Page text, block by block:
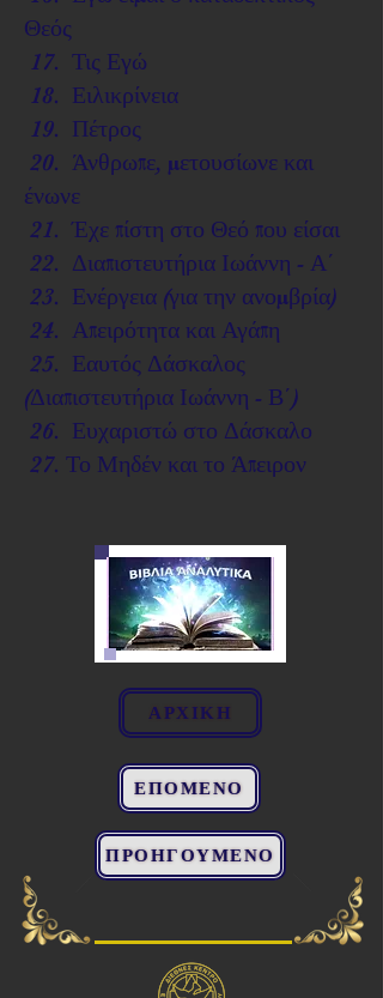
Θεός
17. Τις Εγώ
18. Ειλικρίνεια
19. Πέτρος
20. Άνθρωπε, μετουσίωνε και
ένωνε
21. Έχε πίστη στο Θεό που είσαι
22. Διαπιστευτήρια Ιωάννη - Α΄
23. Ενέργεια (για την ανομβρία)
24. Απειρότητα και Αγάπη
25. Εαυτός Δάσκαλος
(Διαπιστευτήρια Ιωάννη - Β΄)
26. Ευχαριστώ στο Δάσκαλο
27. Το Μηδέν και το Άπειρον
ΑΡΧΙΚΗ
ΕΠΟΜΕΝΟ
ΠΡΟΗΓΟΥΜΕΝΟ